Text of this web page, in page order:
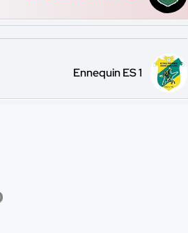
Ennequin ES 1